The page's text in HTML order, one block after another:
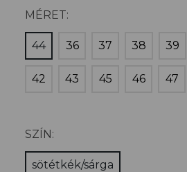
MÉRET:
44 36 37 38 39
42 43 45 46 47
SZÍN:
sötétkék/sárga